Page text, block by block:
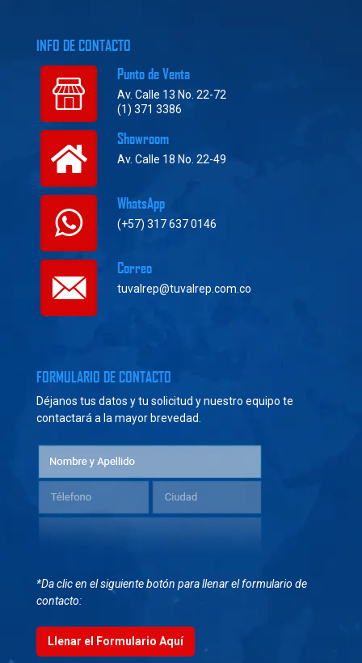
INFO DE CONTACTO
Punto de Venta
Av. Calle 13 No. 22-72
(1) 371 3386
Showroom
Av. Calle 18 No. 22-49
WhatsApp
(+57) 317 637 0146
Correo
tuvalrep@tuvalrep.com.co
FORMULARIO DE CONTACTO
Déjanos tus datos y tu solicitud y nuestro equipo te
contactará a la mayor brevedad.
*Da clic en el siguiente botón para llenar el formulario de
contacto:
Llenar el Formulario Aquí